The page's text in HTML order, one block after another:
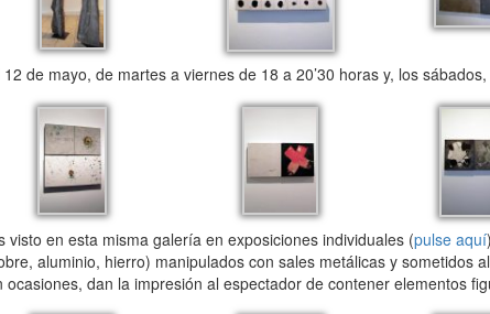
de mayo, de martes a viernes de 18 a 20’30 horas y, los sábados,
en esta misma galería en exposiciones individuales (pulse aquí
aluminio, hierro) manipulados con sales metálicas y sometidos
dan la impresión al espectador de contener elementos